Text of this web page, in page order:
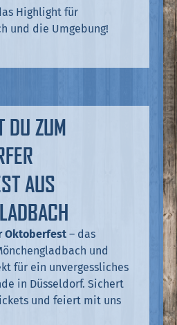
Highlight für
und die Umgebung!
DU ZUM
AUS
Oktoberfest – das
und
für ein unvergessliches
in Düsseldorf. Sichert
und feiert mit uns